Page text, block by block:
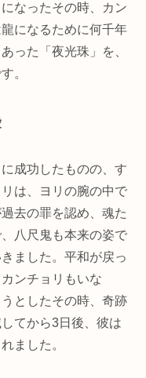
なったその時、カン
になるために何千年
った「夜光珠」を、
。
成功したものの、す
は、ヨリの腕の中で
去の罪を認め、魂た
八尺鬼も本来の姿で
ました。平和が戻っ
ンチョリもいな
としたその時、奇跡
てから3日後、彼は
ました。